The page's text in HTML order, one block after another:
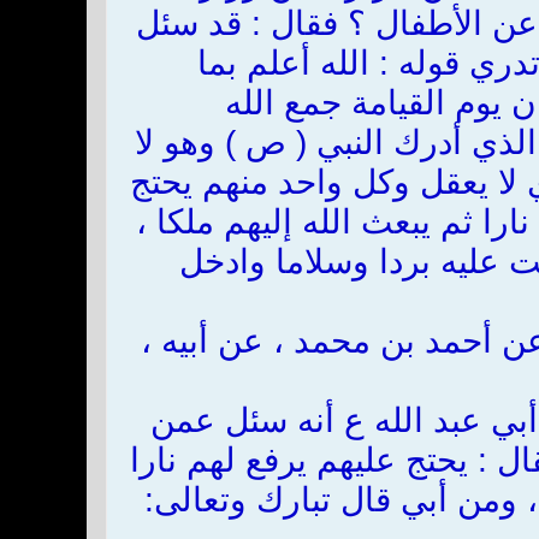
الأطفال ؟ فقال : قد سئل
قوله : الله أعلم بما
يوم القيامة جمع الله
أدرك النبي ( ص ) وهو لا
لا يعقل وكل واحد منهم يحتج
ثم يبعث الله إليهم ملكا ،
عليه بردا وسلاما وادخل
أحمد بن محمد ، عن أبيه ،
عبد الله ع أنه سئل عمن
: يحتج عليهم يرفع لهم نارا
ومن أبي قال تبارك وتعالى: